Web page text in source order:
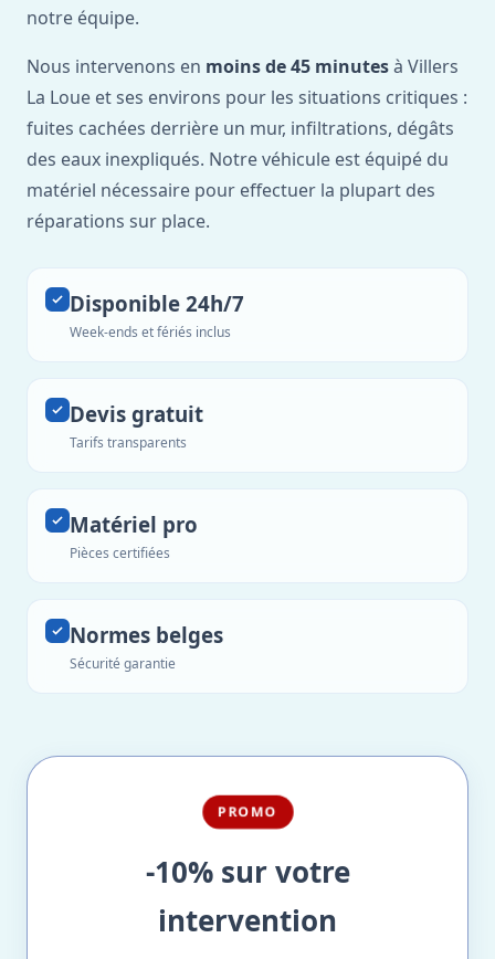
notre équipe.
Nous intervenons en moins de 45 minutesà Villers
La Loue et ses environs pour les situations critiques :
fuites cachées derrière un mur, infiltrations, dégâts
des eaux inexpliqués. Notre véhicule est équipé du
matériel nécessaire pour effectuer la plupart des
réparations sur place.
Disponible 24h/7
Week-ends et fériés inclus
Devis gratuit
Tarifs transparents
Matériel pro
Pièces certifiées
Normes belges
Sécurité garantie
PROMO
-10% sur votre
intervention